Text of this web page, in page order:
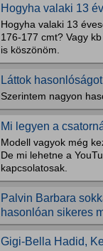
Hogyha valaki 13
Hogyha valaki 13
176-177 cmt? Vagy
is köszönöm.
Láttok
Szerintem nagyon
Mi legyen a
Modell vagyok még
De mi lehetne a
kapcsolatosak.
Palvin Barbara
hasonlóan sikeres
Gigi-Bella Hadid,